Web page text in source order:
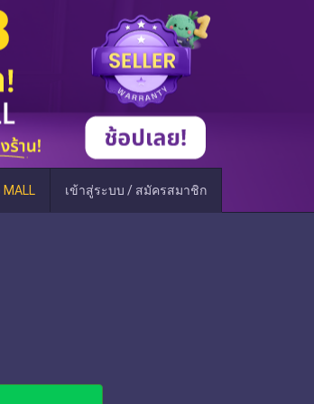
เข้าสู่ระบบ / สมัครสมาชิก